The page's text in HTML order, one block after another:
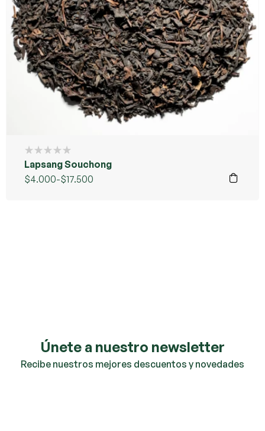
Lapsang Souchong
$4.000-$17.500
Únete a nuestro newsletter
Recibe nuestros mejores descuentos y novedades